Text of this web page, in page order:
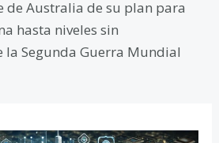
de Australia de su plan para
hasta niveles sin
la Segunda Guerra Mundial